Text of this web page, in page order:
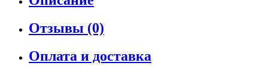
Отзывы (0)
Оплата и доставка